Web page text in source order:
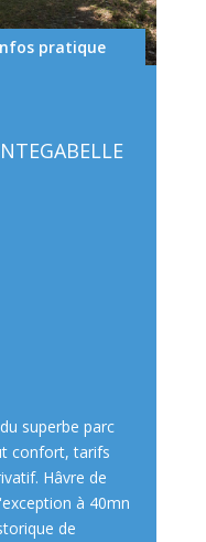
pratique
superbe parc
confort, tarifs
Hâvre de
à 40mn
de